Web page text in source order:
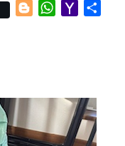
BloggerWhatsApp
Yahoo